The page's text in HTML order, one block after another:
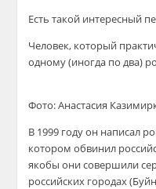
Есть такой интересный
Человек, который
одному (иногда по два)
Фото: Анастасия
В 1999 году он написал
котором обвинил
якобы они совершили
российских городах